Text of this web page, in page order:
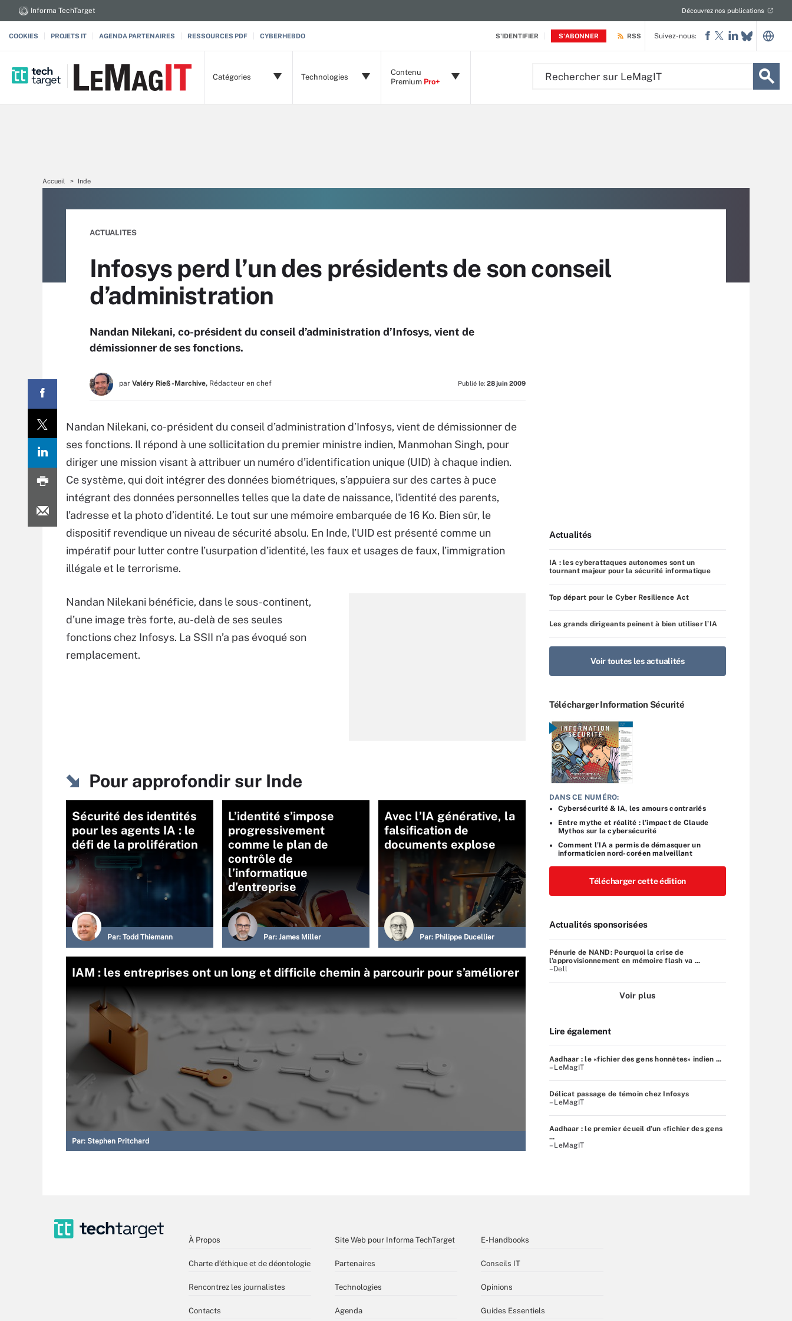
S'IDENTIFIER S'ABONNER
Informa TechTarget Découvrez nos publications
COOKIES PROJETS IT AGENDA PARTENAIRES RESSOURCES PDF CYBERHEBDO RSS
Catégories Technologies
Contenu
Premium Pro+
Suivez-nous:
Accueil Inde
ACTUALITES
Infosys perd l’un des présidents de son conseil
d’administration
Nandan Nilekani, co-président du conseil d’administration d’Infosys, vient de
démissionner de ses fonctions.
par Valéry Rieß-Marchive, Rédacteur en chef Publié le: 28 juin 2009
Nandan Nilekani, co-président du conseil d’administration d’Infosys, vient de démissionner de
ses fonctions. Il répond à une sollicitation du premier ministre indien, Manmohan Singh, pour
diriger une mission visant à attribuer un numéro d’identification unique (UID) à chaque indien.
Ce système, qui doit intégrer des données biométriques, s’appuiera sur des cartes à puce
intégrant des données personnelles telles que la date de naissance, l'identité des parents,
l'adresse et la photo d’identité. Le tout sur une mémoire embarquée de 16 Ko. Bien sûr, le
dispositif revendique un niveau de sécurité absolu. En Inde, l’UID est présenté comme un
impératif pour lutter contre l’usurpation d’identité, les faux et usages de faux, l’immigration
illégale et le terrorisme.
Nandan Nilekani bénéficie, dans le sous-continent,
d’une image très forte, au-delà de ses seules
fonctions chez Infosys. La SSII n’a pas évoqué son
remplacement.
Pour approfondir sur Inde
Sécurité des identités
pour les agents IA : le
défi de la prolifération
Par: Todd Thiemann
L’identité s’impose
progressivement
comme le plan de
contrôle de
l’informatique
d’entreprise
Par: James Miller
Avec l’IA générative, la
falsification de
documents explose
Par: Philippe Ducellier
IAM : les entreprises ont un long et difficile chemin à parcourir pour s’améliorer
Par: Stephen Pritchard
Actualités
IA : les cyberattaques autonomes sont un
tournant majeur pour la sécurité informatique
Top départ pour le Cyber Resilience Act
Les grands dirigeants peinent à bien utiliser l’IA
Voir toutes les actualités
Télécharger Information Sécurité
DANS CE NUMÉRO:
Cybersécurité & IA, les amours contrariés
Entre mythe et réalité : l’impact de Claude
Mythos sur la cybersécurité
Comment l’IA a permis de démasquer un
informaticien nord-coréen malveillant
Télécharger cette édition
Actualités sponsorisées
Pénurie de NAND: Pourquoi la crise de
l’approvisionnement en mémoire flash va ...
–Dell
Voir plus
Lire également
Aadhaar : le «fichier des gens honnêtes» indien ...
– LeMagIT
Délicat passage de témoin chez Infosys
– LeMagIT
Aadhaar : le premier écueil d’un «fichier des gens
...
– LeMagIT
À Propos
Charte d’éthique et de déontologie
Rencontrez les journalistes
Contacts
Site Web pour Informa TechTarget
Partenaires
Technologies
Agenda
E-Handbooks
Conseils IT
Opinions
Guides Essentiels